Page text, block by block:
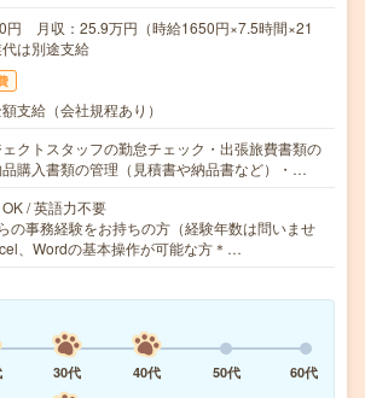
円 月収：25.9万円（時給1650円×7.5時間×21
は別途支給
支給（会社規程あり）
ェクトスタッフの勤怠チェック・出張旅費書類の
購入書類の管理（見積書や納品書など）・…
/ 英語力不要
の事務経験をお持ちの方（経験年数は問いませ
、Wordの基本操作が可能な方＊…
30代 40代 50代
60代